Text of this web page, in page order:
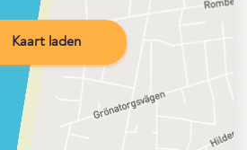
Kaart laden